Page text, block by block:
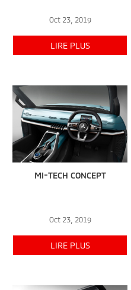
Oct 23, 2019
LIRE PLUS
MI-TECH CONCEPT
Oct 23, 2019
LIRE PLUS